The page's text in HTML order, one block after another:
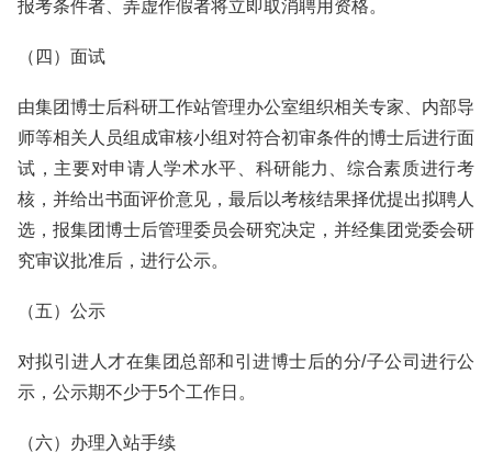
报考条件者、弄虚作假者将立即取消聘用资格。
（四）面试
由集团博士后科研工作站管理办公室组织相关专家、内部导
师等相关人员组成审核小组对符合初审条件的博士后进行面
试，主要对申请人学术水平、科研能力、综合素质进行考
核，并给出书面评价意见，最后以考核结果择优提出拟聘人
选，报集团博士后管理委员会研究决定，并经集团党委会研
究审议批准后，进行公示。
（五）公示
对拟引进人才在集团总部和引进博士后的分/子公司进行公
示，公示期不少于5个工作日。
（六）办理入站手续